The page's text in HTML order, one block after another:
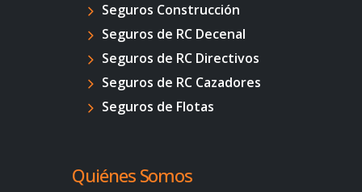
Seguros Construcción
Seguros de RC Decenal
Seguros de RC Directivos
Seguros de RC Cazadores
Seguros de Flotas
Quiénes Somos